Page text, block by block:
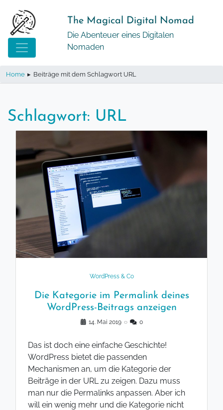
zum
Inhalt
The Magical Digital Nomad
Die Abenteuer eines Digitalen
Nomaden
Home ▸ Beiträge mit dem Schlagwort URL
Schlagwort: URL
WordPress & Co
Die Kategorie im Permalink deines
WordPress-Beitrags anzeigen
14. Mai 2019 ◌ 0
Das ist doch eine einfache Geschichte!
WordPress bietet die passenden
Mechanismen an, um die Kategorie der
Beiträge in der URL zu zeigen. Dazu muss
man nur die Permalinks anpassen. Aber ich
will ein wenig mehr und die Kategorie nicht